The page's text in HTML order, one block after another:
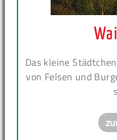
Das kleine
von Felsen und